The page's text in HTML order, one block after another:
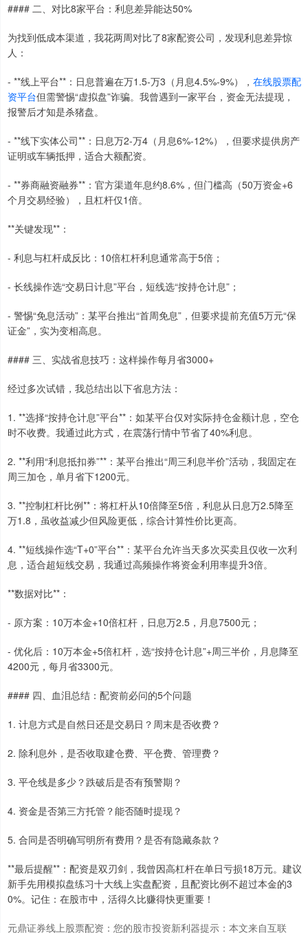
#### 二、对比8家平台：利息差异能达50%
为找到低成本渠道，我花两周对比了8家配资公司，发现利息差异惊
人：
- **线上平台**：日息普遍在万1.5-万3（月息4.5%-9%）， 在线股票配
资平台但需警惕“虚拟盘”诈骗。我曾遇到一家平台，资金无法提现，
报警后才知是杀猪盘。
- **线下实体公司**：日息万2-万4（月息6%-12%），但要求提供房产
证明或车辆抵押，适合大额配资。
- **券商融资融券**：官方渠道年息约8.6%，但门槛高（50万资金+6
个月交易经验），且杠杆仅1倍。
**关键发现**：
- 利息与杠杆成反比：10倍杠杆利息通常高于5倍；
- 长线操作选“交易日计息”平台，短线选“按持仓计息”；
- 警惕“免息活动”：某平台推出“首周免息”，但要求提前充值5万元“保
证金”，实为变相高息。
#### 三、实战省息技巧：这样操作每月省3000+
经过多次试错，我总结出以下省息方法：
1. **选择“按持仓计息”平台**：如某平台仅对实际持仓金额计息，空仓
时不收费。我通过此方式，在震荡行情中节省了40%利息。
2. **利用“利息抵扣券”**：某平台推出“周三利息半价”活动，我固定在
周三加仓，单月省下1200元。
3. **控制杠杆比例**：将杠杆从10倍降至5倍，利息从日息万2.5降至
万1.8，虽收益减少但风险更低，综合计算性价比更高。
4. **短线操作选“T+0”平台**：某平台允许当天多次买卖且仅收一次利
息，适合超短线交易，我通过高频操作将资金利用率提升3倍。
**数据对比**：
- 原方案：10万本金+10倍杠杆，日息万2.5，月息7500元；
- 优化后：10万本金+5倍杠杆，选“按持仓计息”+周三半价，月息降至
4200元，每月省3300元。
#### 四、血泪总结：配资前必问的5个问题
1. 计息方式是自然日还是交易日？周末是否收费？
2. 除利息外，是否收取建仓费、平仓费、管理费？
3. 平仓线是多少？跌破后是否有预警期？
4. 资金是否第三方托管？能否随时提现？
5. 合同是否明确写明所有费用？是否有隐藏条款？
**最后提醒**：配资是双刃剑，我曾因高杠杆在单日亏损18万元。建议
新手先用模拟盘练习十大线上实盘配资，且配资比例不超过本金的3
0%。记住：在股市中，活得久比赚得快更重要！
元鼎证券线上股票配资：您的股市投资新利器提示：本文来自互联